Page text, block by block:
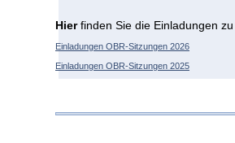
Hierfinden Sie die Einladungen
Einladungen OBR-Sitzungen 2026
Einladungen OBR-Sitzungen 2025